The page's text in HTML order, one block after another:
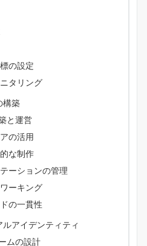
の設定
タリング
構築
と運営
の活用
な制作
ーションの管理
ーキング
の一貫性
アイデンティティ
ムの設計